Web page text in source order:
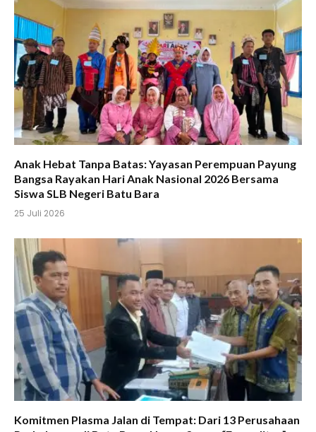
Anak Hebat Tanpa Batas: Yayasan Perempuan Payung
Bangsa Rayakan Hari Anak Nasional 2026 Bersama
Siswa SLB Negeri Batu Bara
25 Juli 2026
Komitmen Plasma Jalan di Tempat: Dari 13 Perusahaan